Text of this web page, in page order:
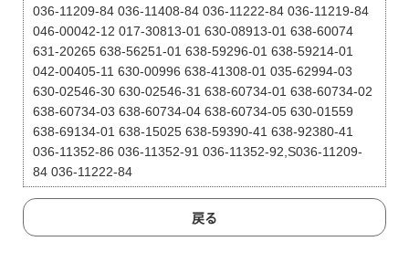
036-11209-84 036-11408-84 036-11222-84 036-11219-84
046-00042-12 017-30813-01 630-08913-01 638-60074
631-20265 638-56251-01 638-59296-01 638-59214-01
042-00405-11 630-00996 638-41308-01 035-62994-03
630-02546-30 630-02546-31 638-60734-01 638-60734-02
638-60734-03 638-60734-04 638-60734-05 630-01559
638-69134-01 638-15025 638-59390-41 638-92380-41
036-11352-86 036-11352-91 036-11352-92,S036-11209-
84 036-11222-84
戻る